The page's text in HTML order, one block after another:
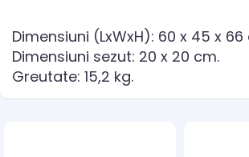
Dimensiuni (LxWxH): 60 x 45 x 66
Dimensiuni sezut: 20 x 20 cm.
Greutate: 15,2 kg.